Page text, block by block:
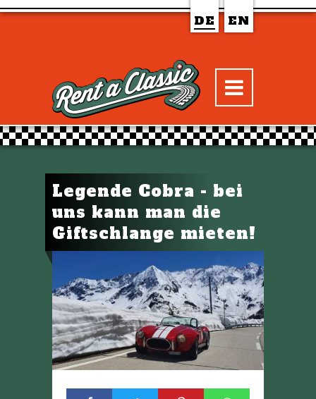
DE EN
Legende Cobra - bei
uns kann man die
Giftschlange mieten!